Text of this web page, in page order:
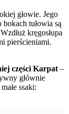
głowie. Jego
tułowia są
kręgosłupa
pierścieniami.
części Karpat –
głównie
ssaki: